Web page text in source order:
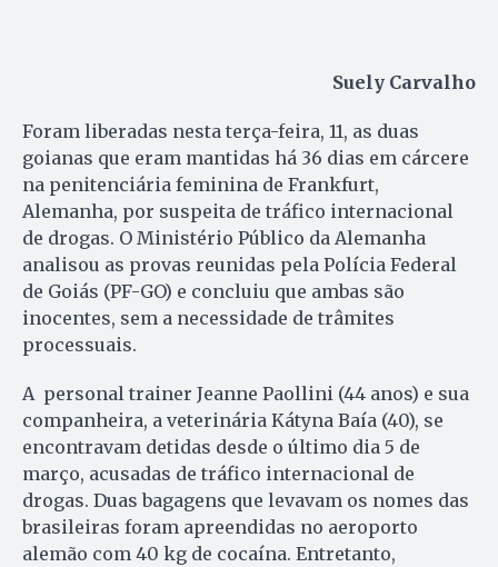
Suely Carvalho
Foram liberadas nesta terça-feira, 11, as duas
goianas que eram mantidas há 36 dias em cárcere
na penitenciária feminina de Frankfurt,
Alemanha, por suspeita de tráfico internacional
de drogas. O Ministério Público da Alemanha
analisou as provas reunidas pela Polícia Federal
de Goiás (PF-GO) e concluiu que ambas são
inocentes, sem a necessidade de trâmites
processuais.
A personal trainer Jeanne Paollini (44 anos) e sua
companheira, a veterinária Kátyna Baía (40), se
encontravam detidas desde o último dia 5 de
março, acusadas de tráfico internacional de
drogas. Duas bagagens que levavam os nomes das
brasileiras foram apreendidas no aeroporto
alemão com 40 kg de cocaína. Entretanto,